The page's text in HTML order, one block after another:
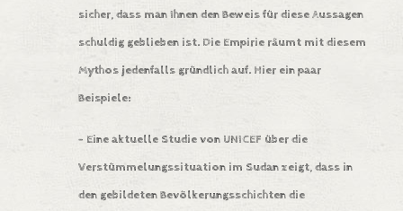
sicher, dass man Ihnen den Beweis für diese Aussagen
schuldig geblieben ist. Die Empirie räumt mit diesem
Mythos jedenfalls gründlich auf. Hier ein paar
Beispiele:
– Eine aktuelle Studie von UNICEF über die
Verstümmelungssituation im Sudanzeigt, dass in
den gebildeten Bevölkerungsschichten die